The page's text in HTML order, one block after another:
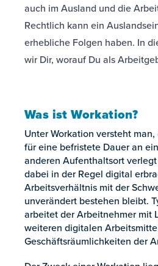
auch im Ausland und die
Rechtlich kann ein
erhebliche Folgen haben. In
wir Dir, worauf Du als
Was ist Workation?
Unter Workation versteht
für eine befristete Dauer an
anderen Aufenthaltsort
dabei in der Regel digital
Arbeitsverhältnis mit der
unverändert bestehen bleibt.
arbeitet der Arbeitnehmer mit
weiteren digitalen
Geschäftsräumlichkeiten der